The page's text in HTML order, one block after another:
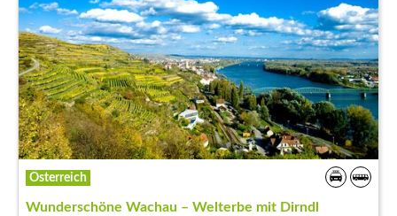
Österreich
Wunderschöne Wachau – Welterbe mit Dirndl